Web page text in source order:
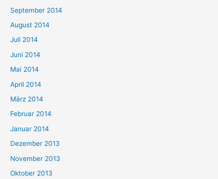
September 2014
August 2014
Juli 2014
Juni 2014
Mai 2014
April 2014
März 2014
Februar 2014
Januar 2014
Dezember 2013
November 2013
Oktober 2013